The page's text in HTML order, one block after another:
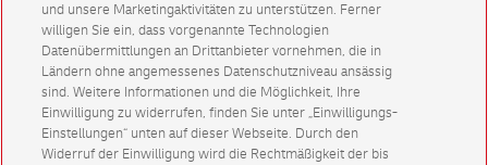
und unsere Marketingaktivitäten zu unterstützen. Ferner
willigen Sie ein, dass vorgenannte Technologien
Datenübermittlungen an Drittanbieter vornehmen, die in
Ländern ohne angemessenes Datenschutzniveau ansässig
sind. Weitere Informationen und die Möglichkeit, Ihre
Einwilligung zu widerrufen, finden Sie unter „Einwilligungs-
Einstellungen“ unten auf dieser Webseite. Durch den
Widerruf der Einwilligung wird die Rechtmäßigkeit der bis